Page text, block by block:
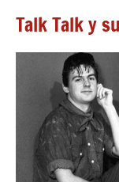
Talk Talk y